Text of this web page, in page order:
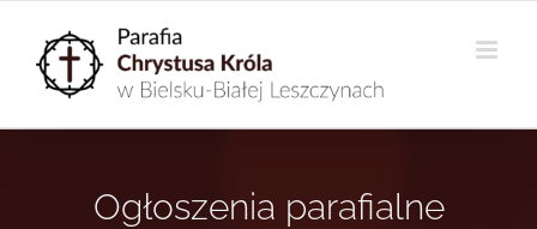
zawartości
Ogłoszenia parafialne